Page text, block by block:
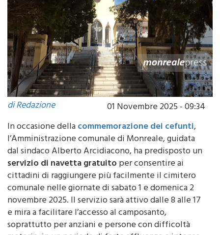
di Redazione
01 Novembre 2025 - 09:34
In occasione dellacommemorazione dei cefunti,
l’Amministrazione comunale di Monreale, guidata
dal sindaco Alberto Arcidiacono, ha predisposto un
servizio di navetta gratuitoper consentire ai
cittadini di raggiungere più facilmente il cimitero
comunale nelle giornate di sabato 1 e domenica 2
novembre 2025. Il servizio sarà attivo dalle 8 alle 17
e mira a facilitare l’accesso al camposanto,
soprattutto per anziani e persone con difficoltà